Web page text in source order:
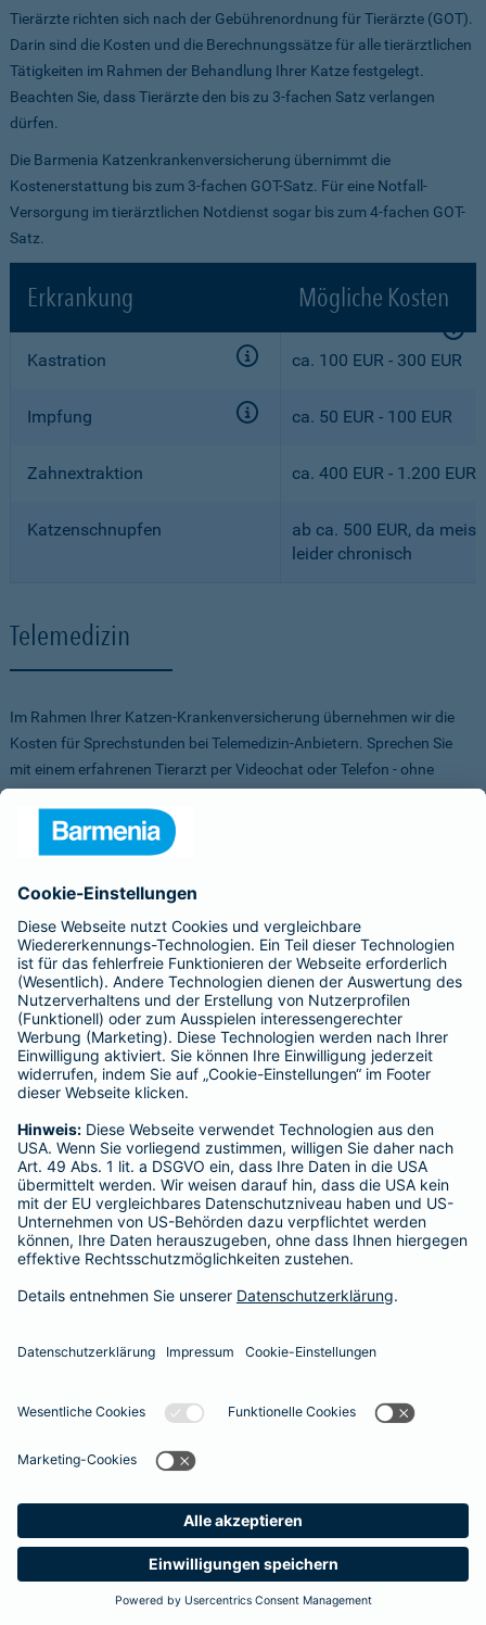
Suche Produkte
Barmenia
Tierärzte richten sich nach der Gebührenordnung für Tierärzte (GOT).
Darin sind die Kosten und die Berechnungssätze für alle tierärztlichen
Tätigkeiten im Rahmen der Behandlung Ihrer Katze festgelegt.
Beachten Sie, dass Tierärzte den bis zu 3-fachen Satz verlangen
dürfen.
Die Barmenia Katzenkrankenversicherung übernimmt die
Kostenerstattung bis zum 3-fachen GOT-Satz. Für eine Notfall-
Versorgung im tierärztlichen Notdienst sogar bis zum 4-fachen GOT-
Satz.
Erkrankung Mögliche Kosten
Kastration ca. 100 EUR - 300 EUR
Impfung ca. 50 EUR - 100 EUR
Zahnextraktion ca. 400 EUR - 1.200 EUR
Katzenschnupfen
ab ca. 500 EUR, da
leider chronisch
Telemedizin
Im Rahmen Ihrer Katzen-Krankenversicherung übernehmen wir die
Kosten für Sprechstunden bei Telemedizin-Anbietern. Sprechen Sie
mit einem erfahrenen Tierarzt per Videochat oder Telefon - ohne
Stress für Sie und Ihr Tier.
Um Ihnen die Auswahl der Anbieter zu erleichtern, haben wir vorab
Anbieter verglichen, getestet und Vorteile für Sie vereinbart. Sowohl
bei FirstVet als auch bei Pfotendoctor profitieren Sie von einer
Direktabrechnung. Die Kosten werden also direkt zwischen dem
Anbieter und uns abgerechnet.
Für mehr Infos zu den Anbietern klicken Sie auf die Logos.
365 Tage / 24 Stunden
365 Tage / 24 Stunden